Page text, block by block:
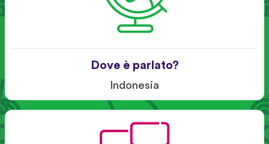
Dove è parlato?
Indonesia